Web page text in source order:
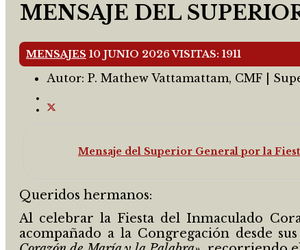
MENSAJE DEL
MENSAJES 10 JUNIO 2026VISITAS: 1911
Autor: P. Mathew Vattamattam, CMF |
Mensaje del Superior General por la
Queridos hermanos:
Al celebrar la Fiesta del Inmaculado
acompañado a la Congregación desde